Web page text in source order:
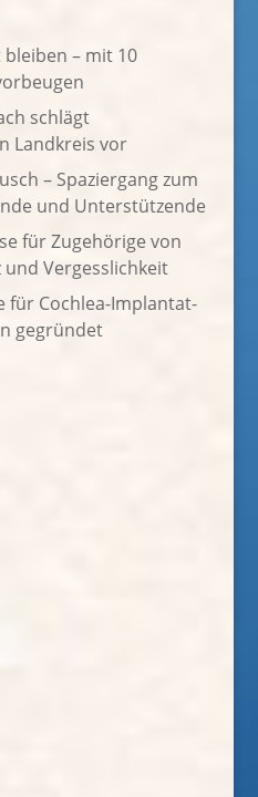
– mit 10
schlägt
Landkreis vor
– Spaziergang zum
und Unterstützende
für Zugehörige von
Vergesslichkeit
für Cochlea-Implantat-
gegründet